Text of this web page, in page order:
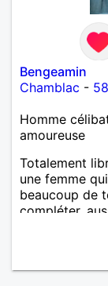
Bengeamin
Chamblac -
Homme
amoureuse
Totalement
une femme
beaucoup de
compléter,
J'ai besoin
enfin